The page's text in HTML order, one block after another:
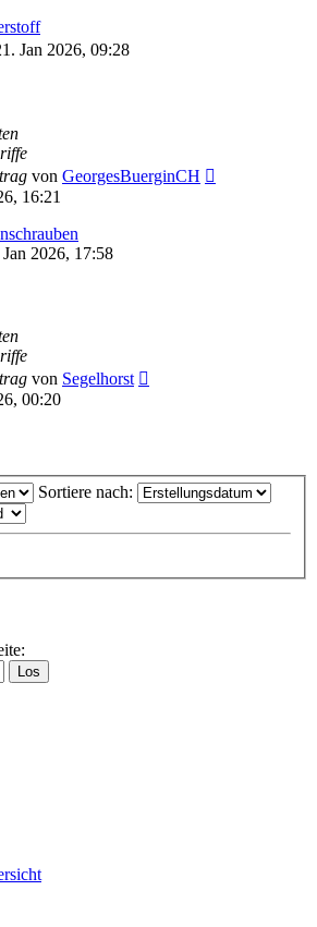
Jan 2026, 09:28
von GeorgesBuerginCH
16:21
Jan 2026, 17:58
von Segelhorst
00:20
Sortiere nach: